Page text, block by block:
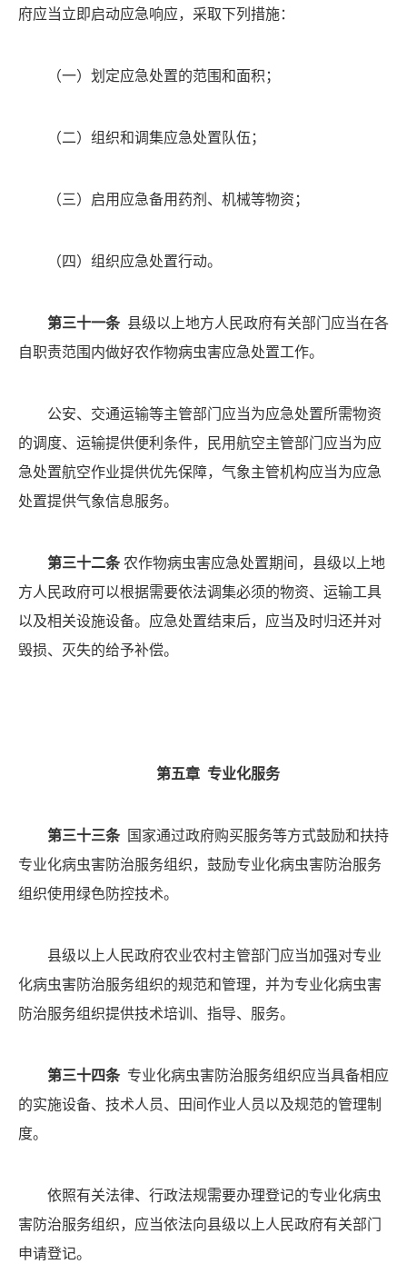
府应当立即启动应急响应，采取下列措施：
（一） 划定应急处置的范围和面积；
（二） 组织和调集应急处置队伍；
（三） 启用应急备用药剂、机械等物资；
（四） 组织应急处置行动。
第三十一条 县级以上地方人民政府有关部门应当在各
自职责范围内做好农作物病虫害应急处置工作。
公安、交通运输等主管部门应当为应急处置所需物资
的调度、运输提供便利条件，民用航空主管部门应当为应
急处置航空作业提供优先保障，气象主管机构应当为应急
处置提供气象信息服务。
第三十二条 农作物病虫害应急处置期间，县级以上地
方人民政府可以根据需要依法调集必须的物资、运输工具
以及相关设施设备。应急处置结束后，应当及时归还并对
毁损、灭失的给予补偿。
第五章 专业化服务
第三十三条
国家通过政府购买服务等方式鼓励和扶持
专业化病虫害防治服务组织，鼓励专业化病虫害防治服务
组织使用绿色防控技术。
县级以上人民政府农业农村主管部门应当加强对专业
化病虫害防治服务组织的规范和管理，并为专业化病虫害
防治服务组织提供技术培训、指导、服务。
第三十四条 专业化病虫害防治服务组织应当具备相应
的实施设备、技术人员、田间作业人员以及规范的管理制
度。
依照有关法律、行政法规需要办理登记的专业化病虫
害防治服务组织，应当依法向县级以上人民政府有关部门
申请登记。